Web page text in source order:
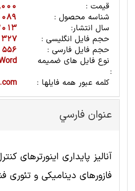
قیمت :
شناسه محصول :
سال انتشار:
حجم فایل انگلیسی :
327 Kb
حجم فایل فارسی :
556 کیلو بایت
نوع فایل های ضمیمه
:
کلمه عبور همه فایلها :
عنوان فارسي
آنالیز پایداری اینورترهای
فازورهای دینامیکی و تئوری